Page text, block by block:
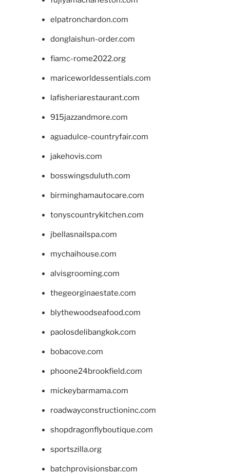
elpatronchardon.com
donglaishun-order.com
fiamc-rome2022.org
mariceworldessentials.com
lafisheriarestaurant.com
915jazzandmore.com
aguadulce-countryfair.com
jakehovis.com
bosswingsduluth.com
birminghamautocare.com
tonyscountrykitchen.com
jbellasnailspa.com
mychaihouse.com
alvisgrooming.com
thegeorginaestate.com
blythewoodseafood.com
paolosdelibangkok.com
bobacove.com
phoone24brookfield.com
mickeybarmama.com
roadwayconstructioninc.com
shopdragonflyboutique.com
sportszilla.org
batchprovisionsbar.com